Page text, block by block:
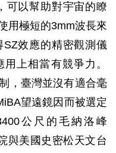
可以幫助對宇宙的瞭
用極短的3mm波長來
效應的精密觀測儀
上相當有競爭力。
，臺灣並沒有適合毫
望遠鏡因而被選定
公尺的毛納洛峰
與美國史密松天文台